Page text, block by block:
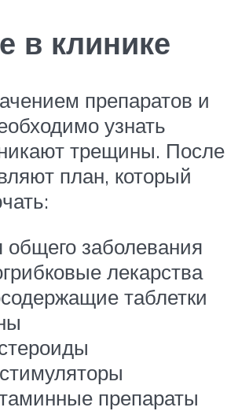
в клинике
препаратов и
узнать
трещины. После
план, который
общего заболевания
лекарства
таблетки
препараты